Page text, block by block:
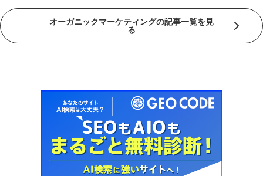
オーガニックマーケティングの記事一覧を見
る